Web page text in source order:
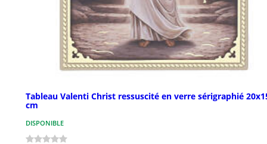
Tableau Valenti Christ ressuscité en verre sérigraphié
cm
DISPONIBLE